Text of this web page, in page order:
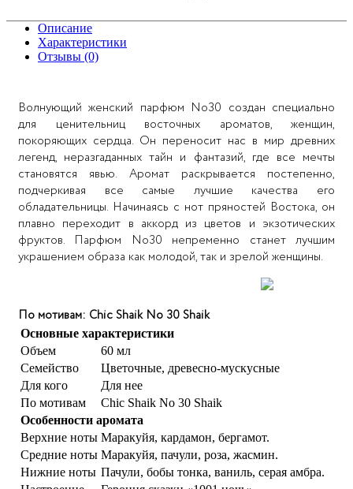
Описание
Характеристики
Отзывы (0)
Волнующий женский парфюм No30 создан специально
для ценительниц восточных ароматов, женщин,
покоряющих сердца. Он переносит нас в мир древних
легенд, неразгаданных тайн и фантазий, где все мечты
становятся явью. Аромат раскрывается постепенно,
подчеркивая все самые лучшие качества его
обладательницы. Начинаясь с нот пряностей Востока, он
плавно переходит в аккорд из цветов и экзотических
фруктов. Парфюм No30 непременно станет лучшим
украшением образа как молодой, так и зрелой женщины.
По мотивам: Chic Shaik No 30 Shaik
Основные характеристики
Объем
60 мл
Семейство
Цветочные, древесно-мускусные
Для кого
Для нее
По мотивам
Chic Shaik No 30 Shaik
Особенности аромата
Верхние ноты Маракуйя, кардамон, бергамот.
Средние ноты Маракуйя, пачули, роза, жасмин.
Нижние ноты Пачули, бобы тонка, ваниль, серая амбра.